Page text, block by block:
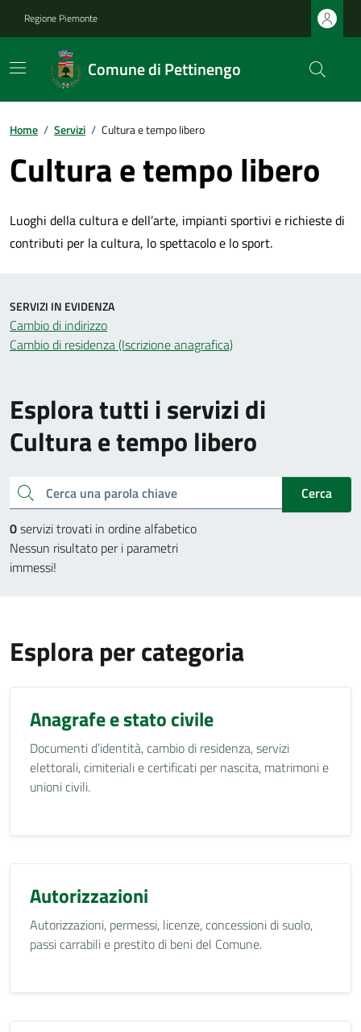
Regione Piemonte
Comune di Pettinengo
Home / Servizi / Cultura e tempo libero
Cultura e tempo libero
Luoghi della cultura e dell’arte, impianti sportivi e richieste di
contributi per la cultura, lo spettacolo e lo sport.
Esplora tutti i servizi di
Cultura e tempo libero
Cerca una parola chiave
Cerca
0servizi trovati in ordine alfabetico
Nessun risultato per i parametri
immessi!
SERVIZI IN EVIDENZA
Cambio di indirizzo
Cambio di residenza (Iscrizione anagrafica)
Esplora per categoria
Anagrafe e stato civile
Documenti d’identità, cambio di residenza, servizi
elettorali, cimiteriali e certificati per nascita, matrimoni e
unioni civili.
Autorizzazioni
Autorizzazioni, permessi, licenze, concessioni di suolo,
passi carrabili e prestito di beni del Comune.